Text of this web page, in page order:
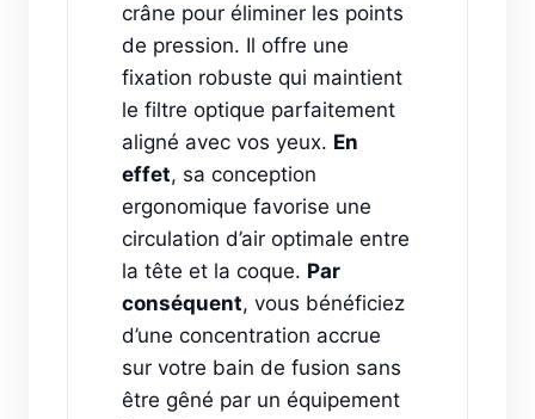
crâne pour éliminer les points
de pression. Il offre une
fixation robuste qui maintient
le filtre optique parfaitement
aligné avec vos yeux. En
effet, sa conception
ergonomique favorise une
circulation d’air optimale entre
la tête et la coque. Par
conséquent, vous bénéficiez
d’une concentration accrue
sur votre bain de fusion sans
être gêné par un équipement